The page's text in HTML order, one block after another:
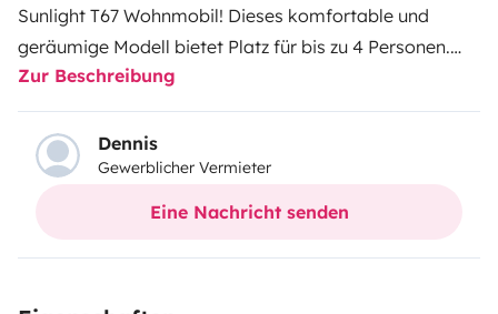
Sunlight T67 Wohnmobil! Dieses komfortable und
geräumige Modell bietet Platz für bis zu 4 Personen.
Zwei Sitzplätze verfügen über ISOFIX zur Befestigung
von Kindersitzen. Es verfügt über eine moderne
Ausstattung, die euren Campingurlaub unvergesslich
machen wird. Das Fahrzeug hat eine zulässige
Gesamtmasse bis 3.500kg und darf mit dem
Ausstattung gehören ein Tisch mit vier
Zur Beschreibung
Dennis
Gewerblicher Vermieter
Eine Nachricht senden